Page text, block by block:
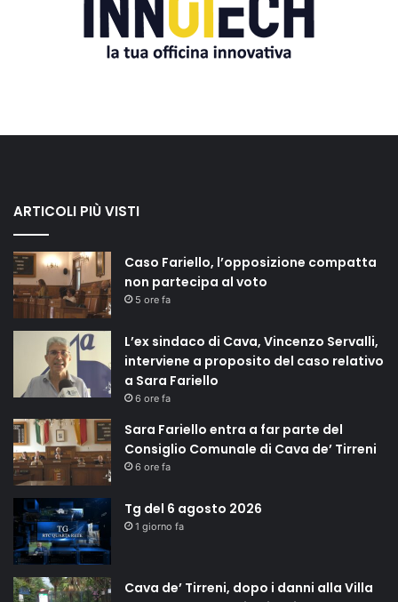
ARTICOLI PIÙ VISTI
Caso Fariello, l’opposizione compatta
non partecipa al voto
5 ore fa
L’ex sindaco di Cava, Vincenzo Servalli,
interviene a proposito del caso relativo
a Sara Fariello
6 ore fa
Sara Fariello entra a far parte del
Consiglio Comunale di Cava de’ Tirreni
6 ore fa
Tg del 6 agosto 2026
1 giorno fa
Cava de’ Tirreni, dopo i danni alla Villa